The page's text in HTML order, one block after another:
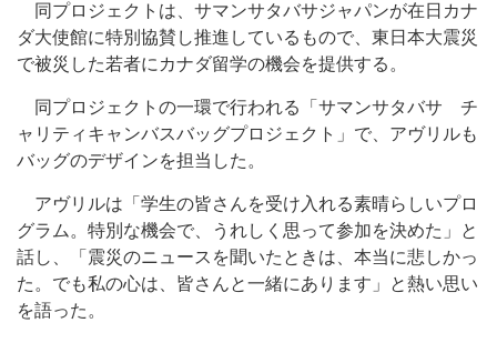
同プロジェクトは、サマンサタバサジャパンが在日カナ
ダ大使館に特別協賛し推進しているもので、東日本大震災
で被災した若者にカナダ留学の機会を提供する。
同プロジェクトの一環で行われる「サマンサタバサ チ
ャリティキャンバスバッグプロジェクト」で、アヴリルも
バッグのデザインを担当した。
アヴリルは「学生の皆さんを受け入れる素晴らしいプロ
グラム。特別な機会で、うれしく思って参加を決めた」と
話し、「震災のニュースを聞いたときは、本当に悲しかっ
た。でも私の心は、皆さんと一緒にあります」と熱い思い
を語った。